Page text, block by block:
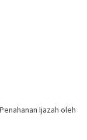
Ijazah oleh